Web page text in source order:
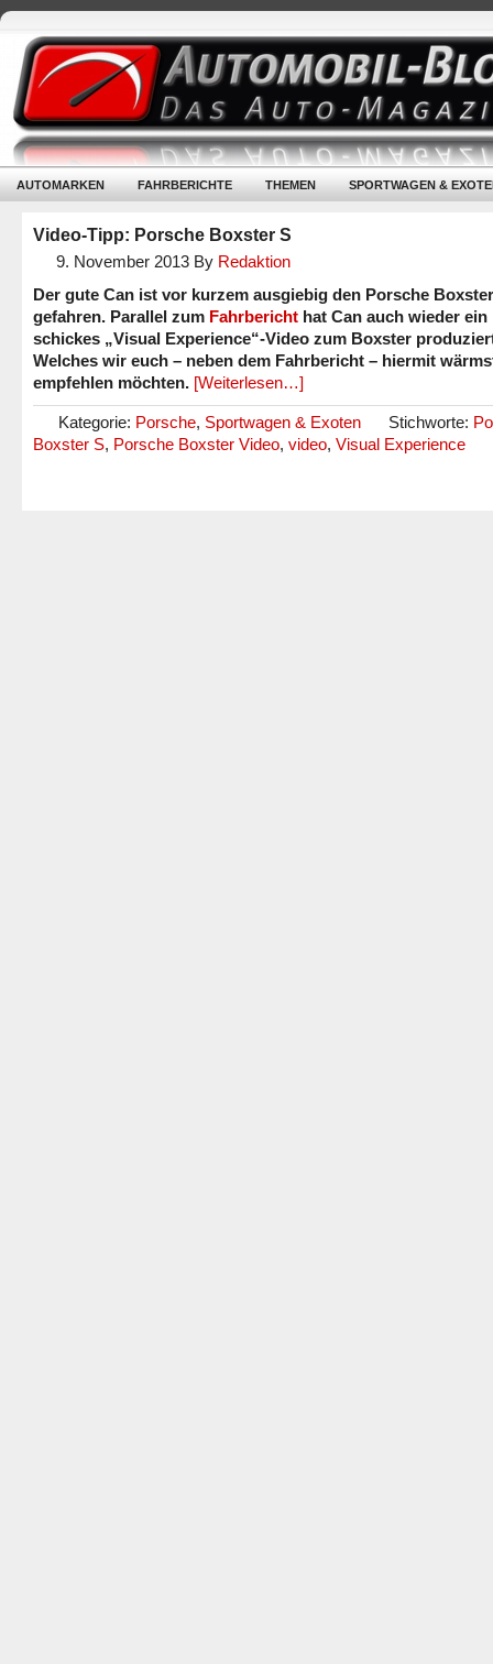
AUTOMARKEN FAHRBERICHTE THEMEN SPORTWAGEN &
Video-Tipp: Porsche Boxster S
9. November 2013 By Redaktion
Der gute Can ist vor kurzem ausgiebig den Porsche
gefahren. Parallel zum Fahrbericht hat Can auch wieder ein
schickes „Visual Experience“-Video zum Boxster
Welches wir euch – neben dem Fahrbericht – hiermit
empfehlen möchten. [Weiterlesen…]
Kategorie: Porsche, Sportwagen & Exoten Stichworte:
Boxster S, Porsche Boxster Video, video, Visual Experience